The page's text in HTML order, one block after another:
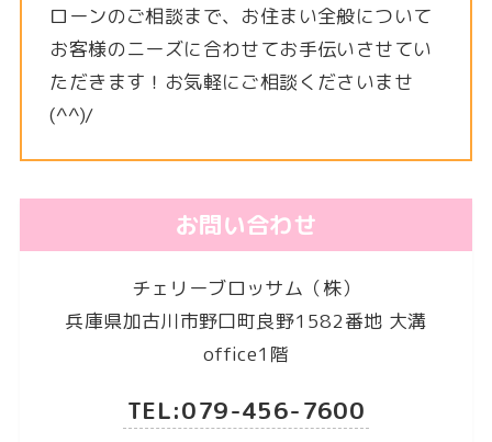
ローンのご相談まで、お住まい全般について
お客様のニーズに合わせてお手伝いさせてい
ただきます！お気軽にご相談くださいませ
(^^)/
お問い合わせ
チェリーブロッサム（株）
兵庫県加古川市野口町良野1582番地 大溝
office1階
TEL:079-456-7600